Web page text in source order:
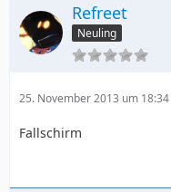
Refreet
Neuling
25. November 2013 um 18:34
Fallschirm